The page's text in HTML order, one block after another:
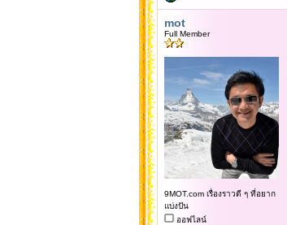
mot
Full Member
9MOT.com เรื่องราวดี ๆ ที่อยาก
แบ่งปัน
ออฟไลน์